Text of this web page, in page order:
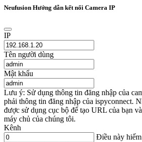
Neufusion Hướng dẫn kết nối Camera IP
IP
Tên người dùng
Mật khẩu
Lưu ý: Sử dụng thông tin đăng nhập của
phải thông tin đăng nhập của ispyconnect.
được sử dụng cục bộ để tạo URL của bạn
máy chủ của chúng tôi.
Kênh
Điều này